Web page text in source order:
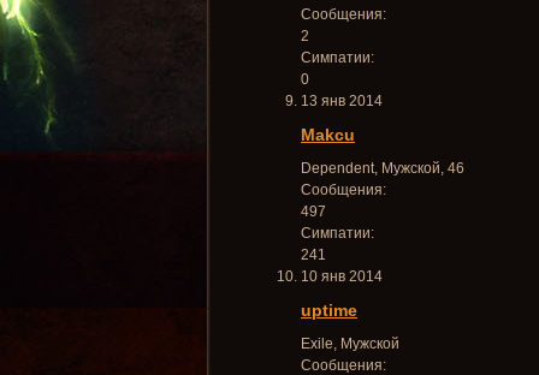
Сообщения:
2
Симпатии:
0
13 янв 2014
Makcu
Dependent, Мужской, 46
Сообщения:
497
Симпатии:
241
10 янв 2014
uptime
Exile, Мужской
Сообщения: